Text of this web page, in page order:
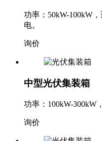
功率：50kW-100kW
电。
询价
中型光伏集装箱
功率：100kW-300kW
询价